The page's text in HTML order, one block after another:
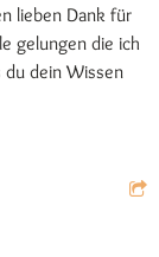
lieben Dank für
gelungen die ich
du dein Wissen